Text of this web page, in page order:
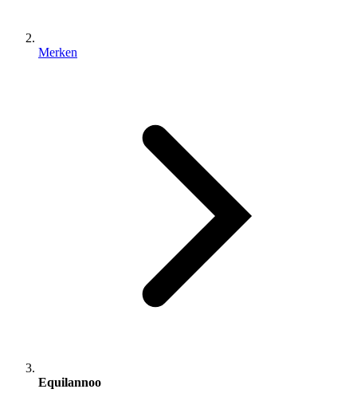
Merken
Equilannoo